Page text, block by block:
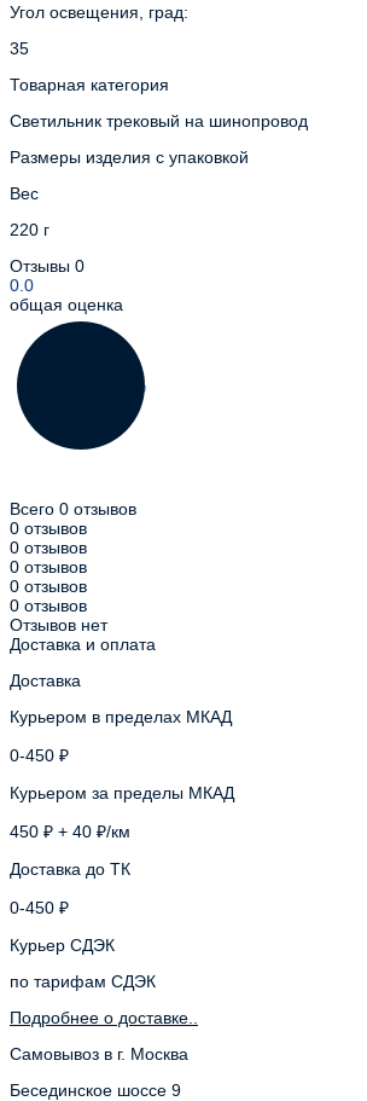
Угол освещения, град:
35
Товарная категория
Светильник трековый на шинопровод
Размеры изделия с упаковкой
Вес
220 г
Отзывы 0
0.0
общая оценка
Всего 0 отзывов
0 отзывов
0 отзывов
0 отзывов
0 отзывов
0 отзывов
Отзывов нет
Доставка и оплата
Доставка
Курьером в пределах МКАД
0-450 ₽
Курьером за пределы МКАД
450 ₽ + 40 ₽/км
Доставка до ТК
0-450 ₽
Курьер СДЭК
по тарифам СДЭК
Подробнее о доставке..
Самовывоз в г. Москва
Бесединское шоссе 9